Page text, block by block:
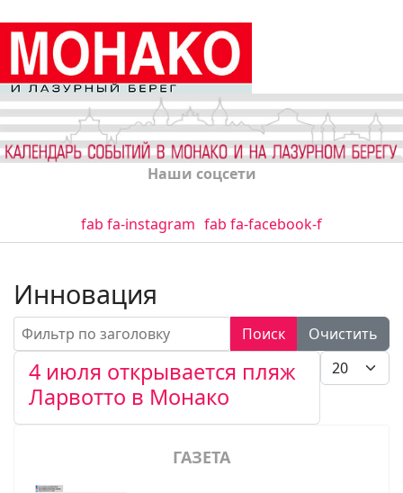
Наши соцсети
fab fa-instagram fab fa-facebook-f
Инновация
Фильтр по заголовку Поиск
Очистить
Кол-во
4 июля открывается пляж
Ларвотто в Монако
ГАЗЕТА